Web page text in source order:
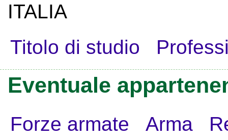
ITALIA
Titolo di studio
Eventuale
Forze armate Arma